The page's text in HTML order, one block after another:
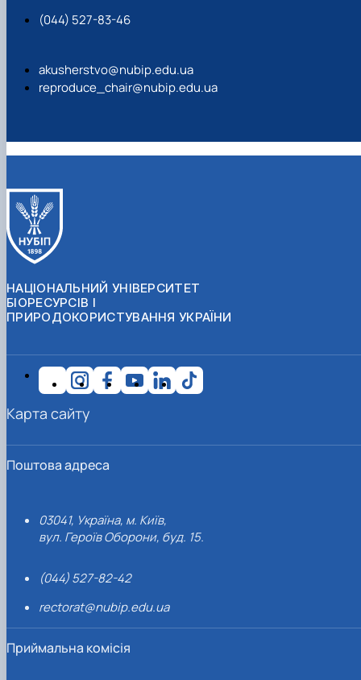
(044) 527-83-46
akusherstvo@nubip.edu.ua
reproduce_chair@nubip.edu.ua
НАЦІОНАЛЬНИЙ УНІВЕРСИТЕТ
БІОРЕСУРСІВ І
ПРИРОДОКОРИСТУВАННЯ УКРАЇНИ
Поштова адреса
03041, Україна, м. Київ,
вул. Героїв Оборони, буд. 15.
(044) 527-82-42
rectorat@nubip.edu.ua
Приймальна комісія
Карта сайту